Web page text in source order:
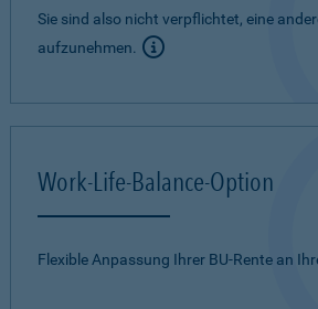
Sie sind also nicht verpflichtet, eine
aufzunehmen.
Work-Life-Balance-Option
Flexible Anpassung Ihrer BU-Rente an